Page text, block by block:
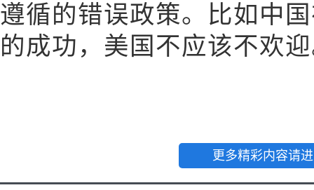
遵循的错误政策。比如中
的成功，美国不应该不欢
更多精彩内容请